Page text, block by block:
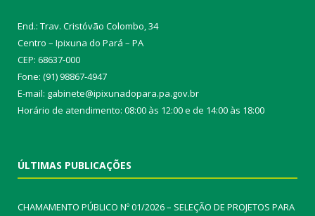
End.: Trav. Cristóvão Colombo, 34
Centro – Ipixuna do Pará – PA
CEP: 68637-000
Fone: (91) 98867-4947
E-mail: gabinete@ipixunadopara.pa.gov.br
Horário de atendimento: 08:00 às 12:00 e de 14:00 às 18:00
ÚLTIMAS PUBLICAÇÕES
CHAMAMENTO PÚBLICO Nº 01/2026 – SELEÇÃO DE PROJETOS PARA